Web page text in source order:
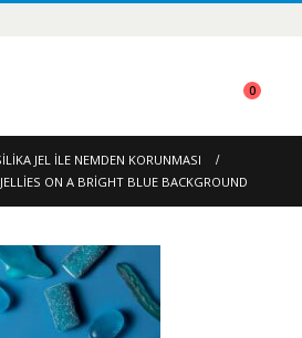
0
JEL ILE NEMDEN KORUNMASI
ON A BRIGHT BLUE BACKGROUND